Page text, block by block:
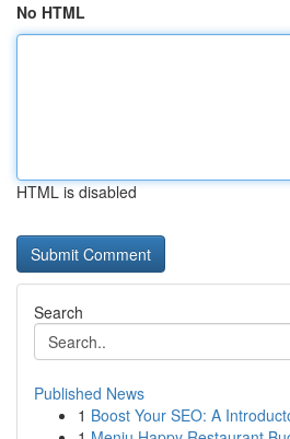
No HTML
HTML is disabled
Search
Published News
1 Boost Your SEO: A